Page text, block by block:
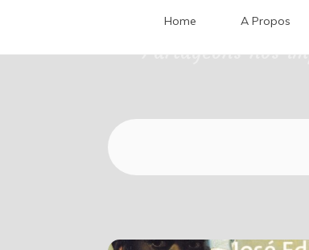
Partageons nos
Home A Propos